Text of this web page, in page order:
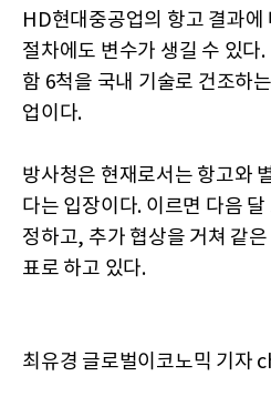
HD현대중공업의 항고 결과에
절차에도 변수가 생길 수 있
함 6척을 국내 기술로 건조하
업이다.
방사청은 현재로서는 항고와
다는 입장이다. 이르면 다음
정하고, 추가 협상을 거쳐 같
표로 하고 있다.
최유경 글로벌이코노믹 기자